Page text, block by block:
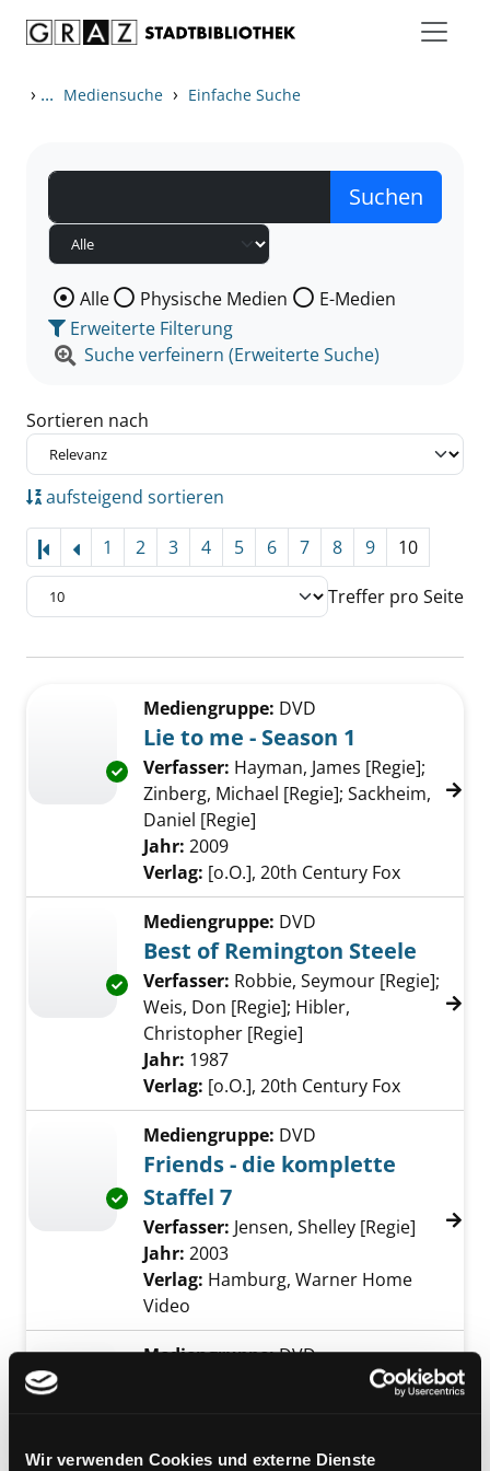
Wir verwenden Cookies und externe Dienste
› ... Mediensuche › Einfache Suche
Wählen Sie die Medienart nach der Sie suchen wollen.
Alle Physische Medien
E-Medien
Erweiterte Filterung
Suche verfeinern (Erweiterte Suche)
Sortieren nach
aufsteigend sortieren
1 2 3 4 5 6 7 8 9 10
Treffer pro Seite
Zu den Suchfiltern springen
Exemplar-Details von Lie to me - Season 1
Mediengruppe: DVD
Lie to me - Season 1
Verfasser: Hayman, James [Regie];
Zinberg, Michael [Regie]; Sackheim,
Daniel [Regie]
Jahr: 2009
Verlag: [o.O.], 20th Century Fox
Exemplar-Details von Best of Remington
Mediengruppe: DVD
Best of Remington Steele
Verfasser: Robbie, Seymour [Regie];
Weis, Don [Regie]; Hibler,
Christopher [Regie]
Jahr: 1987
Verlag: [o.O.], 20th Century Fox
Exemplar-Details von Friends - die
Mediengruppe: DVD
Friends - die komplette
Staffel 7
Verfasser: Jensen, Shelley [Regie] Suche
Jahr: 2003
Verlag: Hamburg, Warner Home
Video
Mediengruppe:DVD
Friends - die komplette